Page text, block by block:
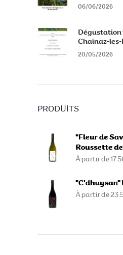
06/06/2026
Dégustation
Chainaz-les-
20/05/2026
PRODUITS
"Fleur de
Roussette
À partir de
"C'dhuysan"
À partir de